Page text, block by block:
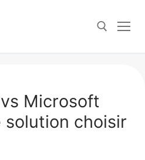
Microsoft
solution choisir